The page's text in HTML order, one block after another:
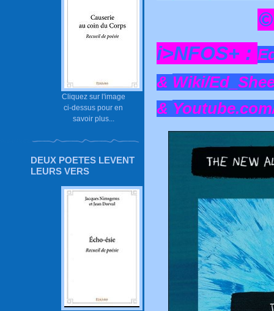
Cliquez sur l'image
ci-dessus pour en
savoir plus...
DEUX POETES LEVENT
LEURS VERS
©
i>NFOS+ :
& Wiki/
&